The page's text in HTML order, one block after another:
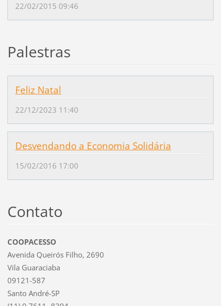
22/02/2015 09:46
Palestras
Feliz Natal
22/12/2023 11:40
Desvendando a Economia Solidária
15/02/2016 17:00
Contato
COOPACESSO
Avenida Queirós Filho, 2690
Vila Guaraciaba
09121-587
Santo André-SP